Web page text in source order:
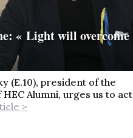
« Light will overcome
(E.10), president of the
Alumni, urges us to act
>